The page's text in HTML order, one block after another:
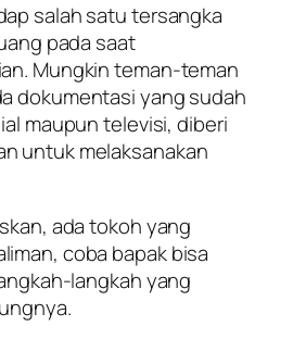
salah satu tersangka
pada saat
Mungkin teman-teman
dokumentasi yang sudah
maupun televisi, diberi
untuk melaksanakan
ada tokoh yang
coba bapak bisa
langkah yang